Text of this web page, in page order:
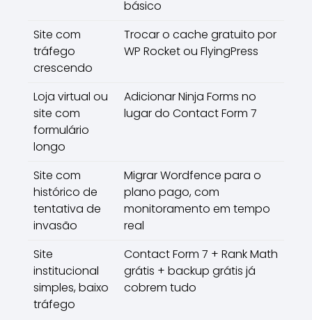
básico
Site com
tráfego
crescendo
Trocar o cache gratuito por
WP Rocket ou FlyingPress
Loja virtual ou
site com
formulário
longo
Adicionar Ninja Forms no
lugar do Contact Form 7
Site com
histórico de
tentativa de
invasão
Migrar Wordfence para o
plano pago, com
monitoramento em tempo
real
Site
institucional
simples, baixo
tráfego
Contact Form 7 + Rank Math
grátis + backup grátis já
cobrem tudo